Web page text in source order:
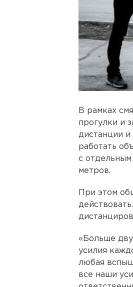
В рамках
прогулки и
дистанции и
работать
с
метров.
При этом
«Больше
усилия
любая
все наши